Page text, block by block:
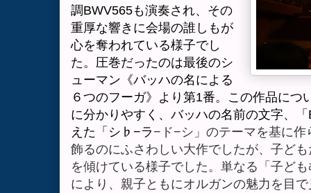
調BWV565も演奏され、その
重厚な響きに会場の誰しもが
心を奪われている様子でし
た。圧巻だったのは最後のシ
ューマン《バッハの名による
６つのフーガ》より第1番。この作品につ
に分かりやすく、バッハの名前の文字、「
えた「 シ♭−ラ − ド−シ」のテーマを基に
飾るのにふさわしい大作でしたが、子ど
を傾けている様子でした。単なる「子ど
により、親子ともにオルガンの魅力を目